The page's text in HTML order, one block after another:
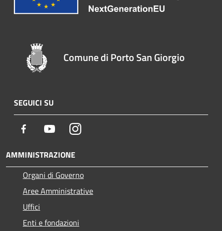
Comune di Porto San Giorgio
SEGUICI SU
Facebook YoutubeInstagram
AMMINISTRAZIONE
Organi di Governo
Aree Amministrative
Uffici
Enti e fondazioni